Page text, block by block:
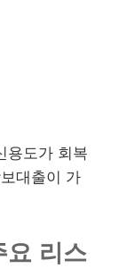
용도가 회복
대출이 가
요 리스